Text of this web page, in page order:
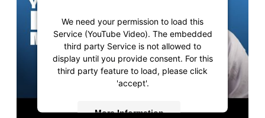
We need your permission to load this
Service (YouTube Video). The embedded
third party Service is not allowed to
display until you provide consent. For this
third party feature to load, please click
'accept'.
More Information